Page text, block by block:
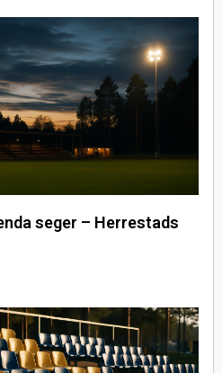
seger – Herrestads